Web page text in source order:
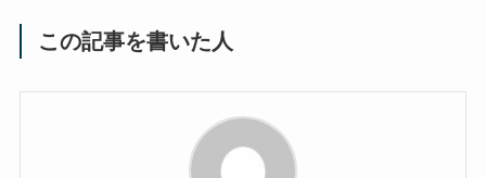
この記事を書いた人